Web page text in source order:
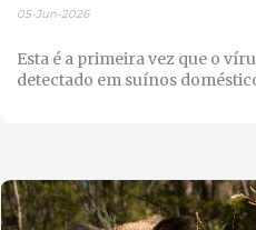
05-Jun-2026
Esta é a primeira vez que o
detectado em suínos